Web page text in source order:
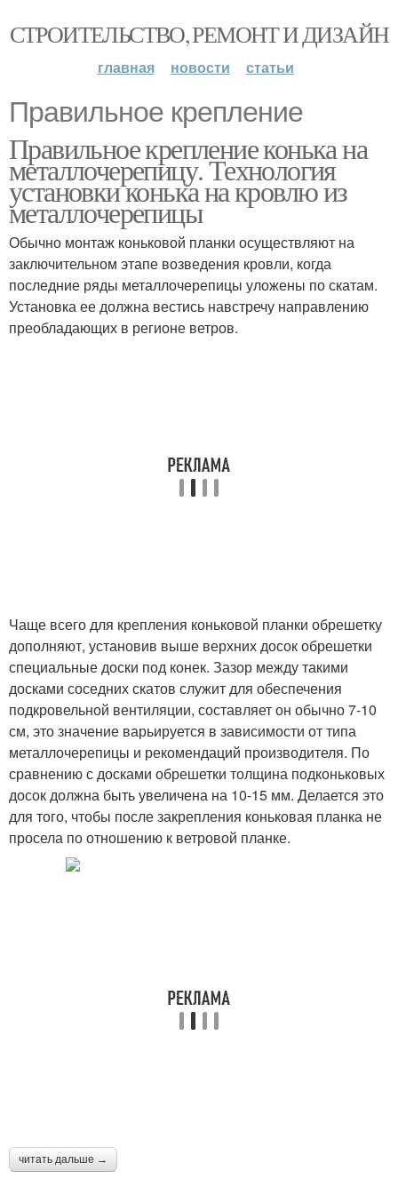
СТРОИТЕЛЬСТВО, РЕМОНТ И ДИЗАЙН
главная новости статьи
Правильное крепление
Правильное крепление конька на
металлочерепицу. Технология
установки конька на кровлю из
металлочерепицы
Обычно монтаж коньковой планки осуществляют на
заключительном этапе возведения кровли, когда
последние ряды металлочерепицы уложены по скатам.
Установка ее должна вестись навстречу направлению
преобладающих в регионе ветров.
Чаще всего для крепления коньковой планки обрешетку
дополняют, установив выше верхних досок обрешетки
специальные доски под конек. Зазор между такими
досками соседних скатов служит для обеспечения
подкровельной вентиляции, составляет он обычно 7-10
см, это значение варьируется в зависимости от типа
металлочерепицы и рекомендаций производителя. По
сравнению с досками обрешетки толщина подконьковых
досок должна быть увеличена на 10-15 мм. Делается это
для того, чтобы после закрепления коньковая планка не
просела по отношению к ветровой планке.
читать дальше →